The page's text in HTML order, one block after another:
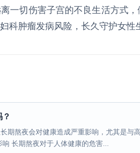
一切伤害子宫的不良生活方式
科肿瘤发病风险，长久守护女性
期熬夜会对健康造成严重影响，尤其是与
长期熬夜对于人体健康的危害...